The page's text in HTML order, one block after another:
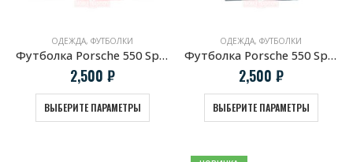
ОДЕЖДА, ФУТБОЛКИ
Футболка Porsche 550 Spyder & Hans Herrmann
2,500 ₽
ВЫБЕРИТЕ ПАРАМЕТРЫ
ОДЕЖДА, ФУТБОЛКИ
Футболка Porsche 550 Spyder & Hans Herrmann Grey
2,500 ₽
ВЫБЕРИТЕ ПАРАМЕТРЫ